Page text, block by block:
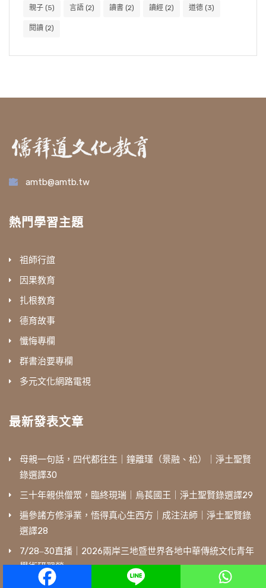
親子 (5) 言語 (2) 讀書 (2) 讀經 (2) 道德 (3)
閱讀 (2)
amtb@amtb.tw
熱門學習主題
祖師行誼
因果教育
扎根教育
德育故事
懺悔專欄
群書治要專欄
多元文化網路電視
最新發表文章
母親一句話，四代都往生｜鐘離瑾（景融、松）｜淨土聖賢
錄選譯30
三十年親供僧眾，臨終現瑞｜烏萇國王｜淨土聖賢錄選譯29
遍參諸方修淨業，悟得真心生西方｜成注法師｜淨土聖賢錄
選譯28
7/28‒30直播｜2026兩岸三地暨世界各地中華傳統文化青年
學術研習營